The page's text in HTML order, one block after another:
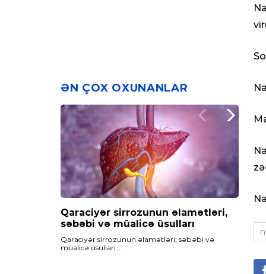
ƏN ÇOX OXUNANLAR
Qaraciyər sirrozunun əlamətləri,
səbəbi və müalicə üsulları
Qaraciyər sirrozunun əlamətləri, səbəbi və
müalicə üsulları…
Maqnezium çatışmazlığı,
səbəbləri və müalicəsi
Maqnezium çatışmazlığı…
Qan azlığı – Anemiya nədir? Qan
azlığının fəsadları və müalicəsi
Qan azlığı - Anemiya nədir? qan azlığının fəsadları
və müalicəsi